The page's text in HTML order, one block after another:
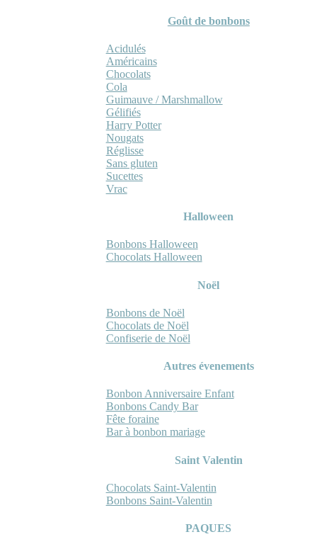
Goût de bonbons
Acidulés
Américains
Chocolats
Cola
Guimauve / Marshmallow
Gélifiés
Harry Potter
Nougats
Réglisse
Sans gluten
Sucettes
Vrac
Halloween
Bonbons Halloween
Chocolats Halloween
Noël
Bonbons de Noël
Chocolats de Noël
Confiserie de Noël
Autres évenements
Bonbon Anniversaire Enfant
Bonbons Candy Bar
Fête foraine
Bar à bonbon mariage
Saint Valentin
Chocolats Saint-Valentin
Bonbons Saint-Valentin
PAQUES